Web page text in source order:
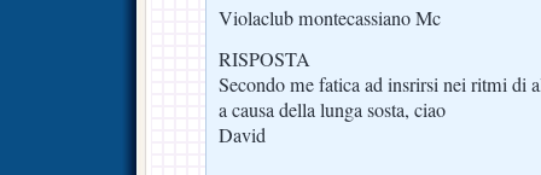
Violaclub montecassiano Mc
RISPOSTA
Secondo me fatica ad insrirsi nei ritmi di
a causa della lunga sosta, ciao
David